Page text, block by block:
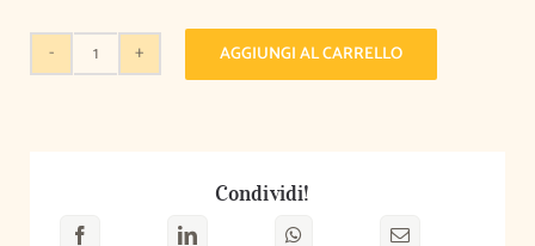
Quadrucci
AGGIUNGI AL CARRELLO
Condividi!